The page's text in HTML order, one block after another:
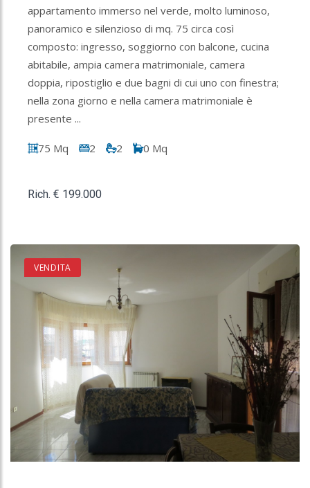
appartamento immerso nel verde, molto luminoso,
panoramico e silenzioso di mq. 75 circa così
composto: ingresso, soggiorno con balcone, cucina
abitabile, ampia camera matrimoniale, camera
doppia, ripostiglio e due bagni di cui uno con finestra;
nella zona giorno e nella camera matrimoniale è
presente ...
75 Mq 2 2 0 Mq
Rich. € 199.000
VENDITA